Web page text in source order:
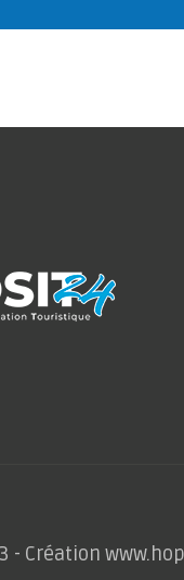
- Création